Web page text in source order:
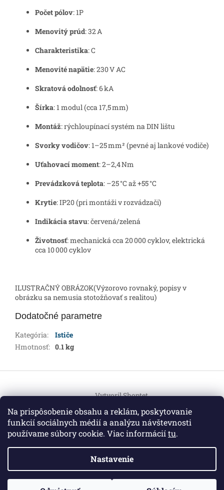
Na prispôsobenie obsahu a reklám, poskytovanie
funkcií sociálnych médií a analýzu návštevnosti
používame súbory cookie. Viac informáciítu.
Nastavenie
Počet pólov: 1P
Menovitý prúd: 32 A
Charakteristika: C
Menovité napätie: 230 V AC
Skratová odolnosť: 6 kA
Šírka: 1 modul (cca 17,5 mm)
Montáž: rýchloupínací systém na DIN lištu
Svorky vodičov: 1–25 mm² (pevné aj lankové vodiče)
Uťahovací moment: 2–2,4 Nm
Prevádzková teplota: –25 °C až +55 °C
Krytie: IP20 (pri montáži v rozvádzači)
Indikácia stavu: červená/zelená
Životnosť: mechanická cca 20 000 cyklov, elektrická
cca 10 000 cyklov
ILUSTRAČNÝ OBRÁZOK(Výzorovo rovnaký, popisy v
obrázku sa nemusia stotožňovať s realitou)
Dodatočné parametre
Kategória:
Ističe
Hmotnosť: 0.1 kg
p
Vytvoril Shoptet
Copyright 2026HEMI Elektro. Všetky práva vyhradené.
Upraviť nastavenie cookies
Informácie pre vás